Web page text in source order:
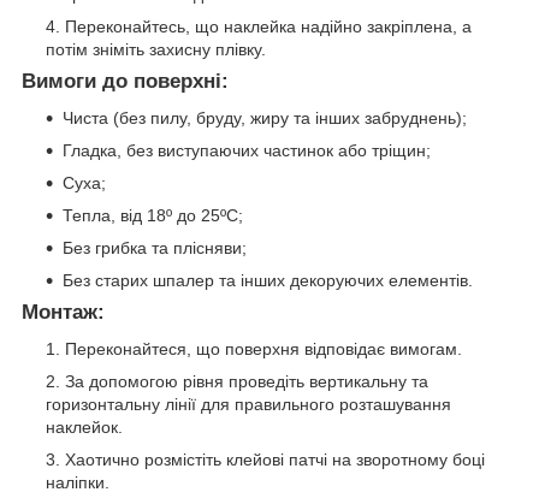
Переконайтесь, що наклейка надійно закріплена, а
потім зніміть захисну плівку.
Вимоги до поверхні:
Чиста (без пилу, бруду, жиру та інших забруднень);
Гладка, без виступаючих частинок або тріщин;
Суха;
Тепла, від 18º до 25ºС;
Без грибка та плісняви;
Без старих шпалер та інших декоруючих елементів.
Монтаж:
Переконайтеся, що поверхня відповідає вимогам.
За допомогою рівня проведіть вертикальну та
горизонтальну лінії для правильного розташування
наклейок.
Хаотично розмістіть клейові патчі на зворотному боці
наліпки.